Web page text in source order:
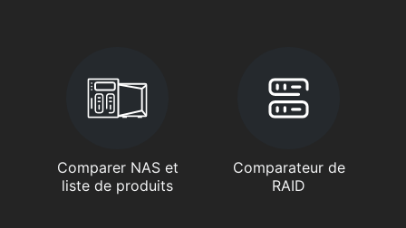
Comparer NAS et
liste de produits
Comparateur de
RAID